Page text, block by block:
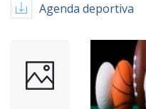
Agenda deportiva